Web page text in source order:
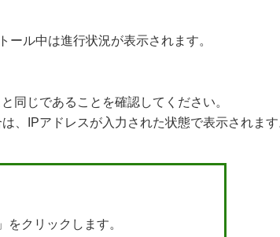
ール中は進行状況が表示されます。
同じであることを確認してください。
、IPアドレスが入力された状態で表示されま
クリックします。